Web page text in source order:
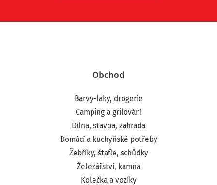
Obchod
Barvy-laky, drogerie
Camping a grilování
Dílna, stavba, zahrada
Domácí a kuchyňské potřeby
Žebříky, štafle, schůdky
Železářství, kamna
Kolečka a vozíky